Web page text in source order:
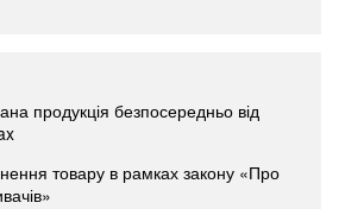
продукція безпосередньо від
товару в рамках закону «Про